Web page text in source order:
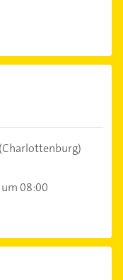
(Charlottenburg)
08:00